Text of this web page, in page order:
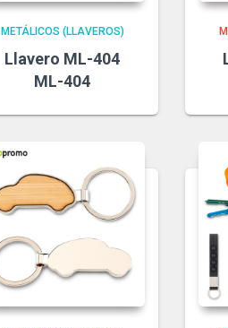
METÁLICOS (LLAVEROS)
Llavero ML-404
ML-404